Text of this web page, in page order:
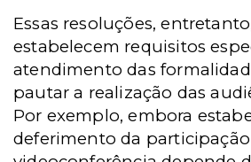
Essas resoluções,
estabelecem requisitos
atendimento das
pautar a realização das
Por exemplo, embora
deferimento da